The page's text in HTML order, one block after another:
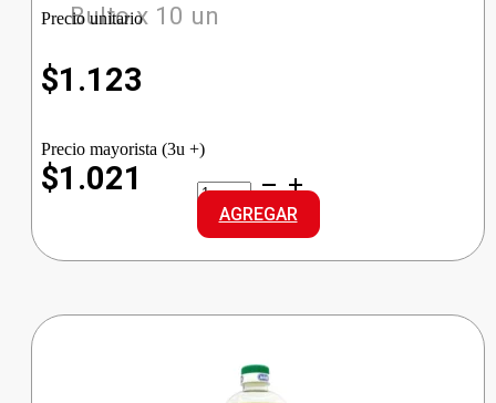
Bulto x 10 un
Precio unitario
$1.123
Precio mayorista (3u +)
$1.021
GALLO
ARROZ
INTEGRAL
cantidad
AGREGAR